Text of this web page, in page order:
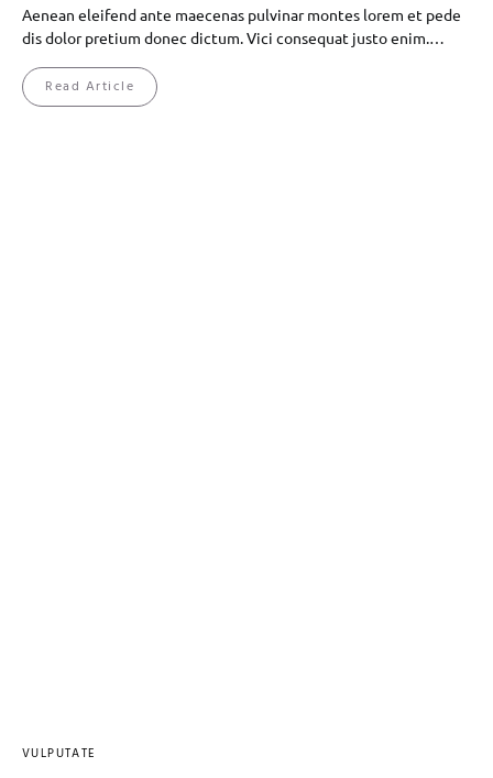
Aenean eleifend ante maecenas pulvinar montes lorem et pede
dis dolor pretium donec dictum. Vici consequat justo enim.…
Read Article
VULPUTATE